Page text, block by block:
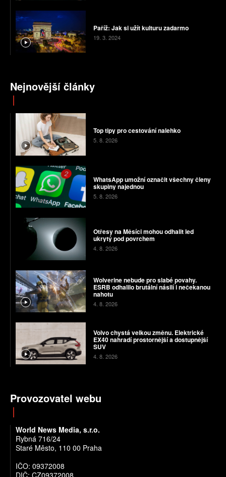
Paříž: Jak si užít kulturu zadarmo
19. 3. 2024
Nejnovější články
Top tipy pro cestování nalehko
5. 8. 2026
WhatsApp umožní označit všechny členy
skupiny najednou
5. 8. 2026
Otřesy na Měsíci mohou odhalit led
ukrytý pod povrchem
4. 8. 2026
Wolverine nebude pro slabé povahy.
ESRB odhalilo brutální násilí i nečekanou
nahotu
4. 8. 2026
Volvo chystá velkou změnu. Elektrické
EX40 nahradí prostornější a dostupnější
SUV
4. 8. 2026
Provozovatel webu
World News Media, s.r.o.
Rybná 716/24
Staré Město, 110 00 Praha
IČO: 09372008